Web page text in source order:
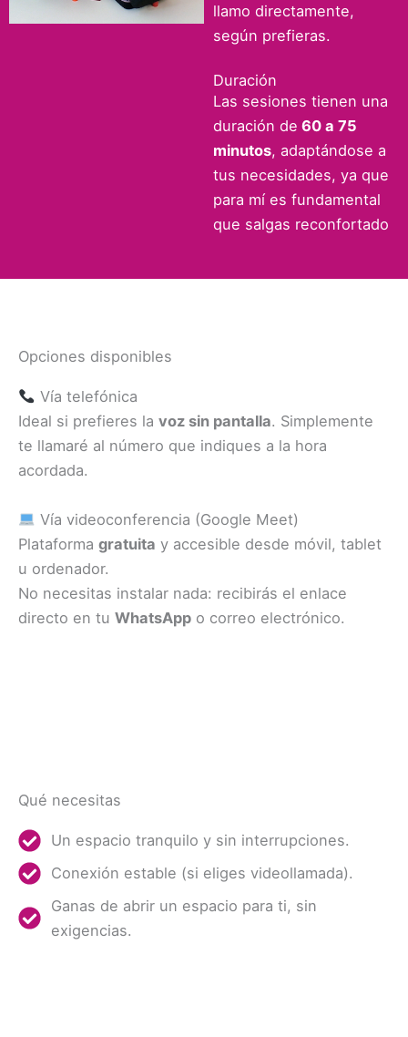
llamo directamente,
según prefieras.
Duración
Las sesiones tienen una
duración de 60 a 75
minutos, adaptándose a
tus necesidades, ya que
para mí es fundamental
que salgas reconfortado
Opciones disponibles
Vía telefónica
Ideal si prefieres la voz sin pantalla. Simplemente
te llamaré al número que indiques a la hora
acordada.
Vía videoconferencia (Google Meet)
Plataforma gratuita y accesible desde móvil, tablet
u ordenador.
No necesitas instalar nada: recibirás el enlace
directo en tu WhatsApp o correo electrónico.
Qué necesitas
Un espacio tranquilo y sin interrupciones.
Conexión estable (si eliges videollamada).
Ganas de abrir un espacio para ti, sin
exigencias.